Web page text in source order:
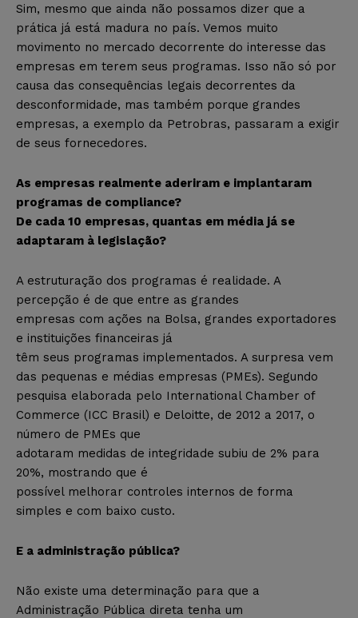
Sim, mesmo que ainda não possamos dizer que a
prática já está madura no país. Vemos muito
movimento no mercado decorrente do interesse das
empresas em terem seus programas. Isso não só por
causa das consequências legais decorrentes da
desconformidade, mas também porque grandes
empresas, a exemplo da Petrobras, passaram a exigir
de seus fornecedores.
As empresas realmente aderiram e implantaram
programas de compliance?
De cada 10 empresas, quantas em média já se
adaptaram à legislação?
A estruturação dos programas é realidade. A
percepção é de que entre as grandes
empresas com ações na Bolsa, grandes exportadores
e instituições financeiras já
têm seus programas implementados. A surpresa vem
das pequenas e médias empresas (PMEs). Segundo
pesquisa elaborada pelo International Chamber of
Commerce (ICC Brasil) e Deloitte, de 2012 a 2017, o
número de PMEs que
adotaram medidas de integridade subiu de 2% para
20%, mostrando que é
possível melhorar controles internos de forma
simples e com baixo custo.
E a administração pública?
Não existe uma determinação para que a
Administração Pública direta tenha um